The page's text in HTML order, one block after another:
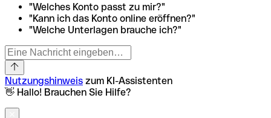
"Welches Konto passt zu mir?"
"Kann ich das Konto online eröffnen?"
"Welche Unterlagen brauche ich?"
Nutzungshinweis zum KI-Assistenten
👋 Hallo! Brauchen Sie Hilfe?